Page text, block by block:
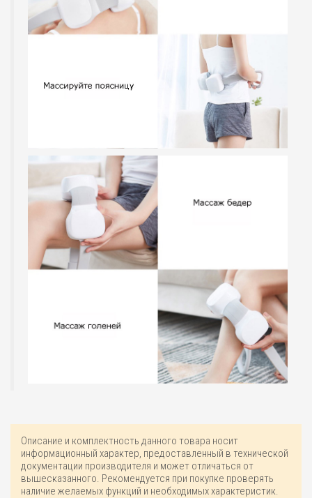
Описание и комплектность данного товара носит
информационный характер, предоставленный в технической
документации производителя и может отличаться от
вышесказанного. Рекомендуется при покупке проверять
наличие желаемых функций и необходимых характеристик.